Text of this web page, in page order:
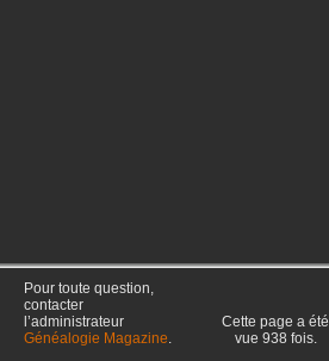
Pour toute question,
contacter
l’administrateur
Généalogie Magazine.
Cette page a été
vue 938 fois.